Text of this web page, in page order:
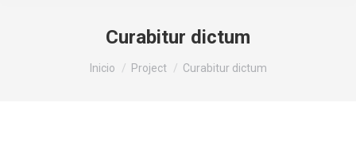
Curabitur dictum
Estás aquí:
Inicio Project Curabitur dictum